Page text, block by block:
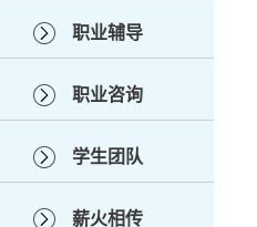
职业辅导
职业咨询
学生团队
薪火相传